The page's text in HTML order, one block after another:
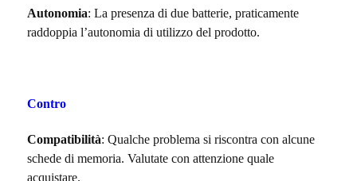
Autonomia: La presenza di due batterie, praticamente
raddoppia l’autonomia di utilizzo del prodotto.
Contro
Compatibilità: Qualche problema si riscontra con alcune
schede di memoria. Valutate con attenzione quale
acquistare.